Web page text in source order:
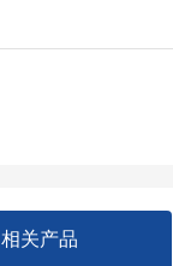
相关产品